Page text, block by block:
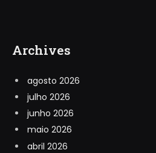
Archives
agosto 2026
julho 2026
junho 2026
maio 2026
abril 2026